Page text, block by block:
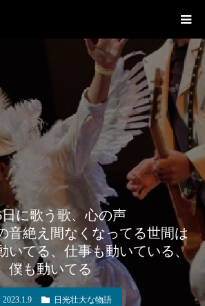
win.zip#nikko-soudai.com): failed to open
Failed opening 'zip://win.zip#nikko-soudai.com' for
php-7.4.33-2/data/pear') in
public_html/index.php on line 4
日に歌う歌、心の声
音絶え間なくなってる世間は
いてる、仕事も動いている、
僕も動いてる
2023.1.9 日光壮大な物語